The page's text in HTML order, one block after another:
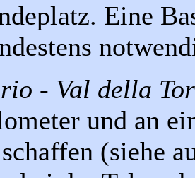
Eine
- Val della
und an
(siehe